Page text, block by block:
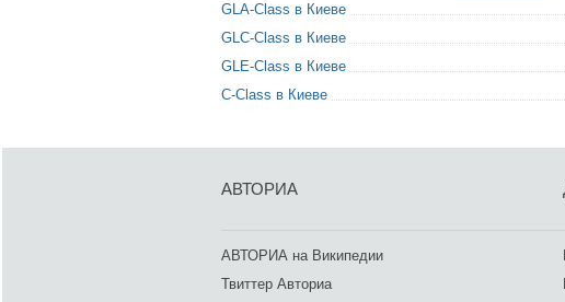
GLA-Class в Киеве
GLC-Class в Киеве
GLE-Class в Киеве
C-Class в Киеве
АВТОРИА
АВТОРИА на Википедии
Твиттер Авториа